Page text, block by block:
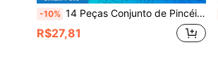
-10% 14 Peças Conjunto de Pincéis de Maquiagem Profissional com Estojo de Couro Dobrável, Inclui Pincel de Pó, Pincel de Base, Pincel de Sombra, Pincel de Sobrancelha, Pincel de Corretivo, Pincel de Contorno e Pincel de Viagem. Ideal para Iniciantes em Maquiagem e Ótimo Presente para o Natal e Dia dos Namorados.
R$27,81